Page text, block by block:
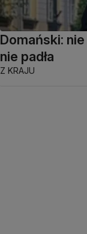
Domański:
nie padła
Z KRAJU